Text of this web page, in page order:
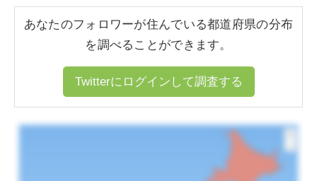
あなたのフォロワーが住んでいる都道府県の分布
を調べることができます。
Twitterにログインして調査する